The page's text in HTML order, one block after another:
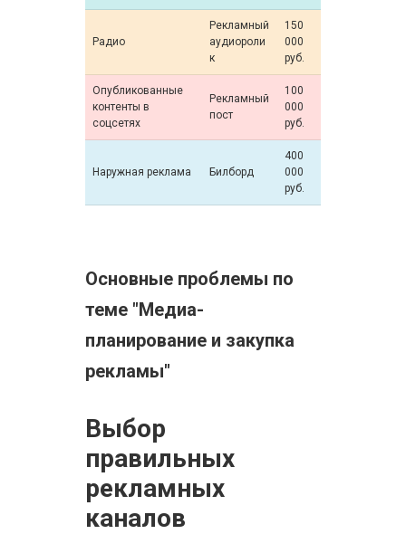
Радио
Рекламный
аудиороли
к
150
000
руб.
Опубликованные
контенты в
соцсетях
Рекламный
пост
100
000
руб.
Наружная реклама Билборд
400
000
руб.
Основные проблемы по
теме "Медиа-
планирование и закупка
рекламы"
Выбор
правильных
рекламных
каналов